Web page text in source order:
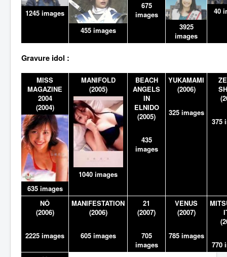
1245 images
455 images
675
images
3925
images
40
Gravure idol :
MISS
MAGAZINE
2004
(2004)
635 images
MANIFOLD
(2005)
1040 images
BEACH
ANGELS
IN
ELNIDO
(2005)
435
images
YUKAMAMI
(2006)
325 images
375
NÔ
(2006)
2225 images
MANIFESTATION
(2006)
605 images
21
(2007)
705
images
VENUS
(2007)
785 images
770